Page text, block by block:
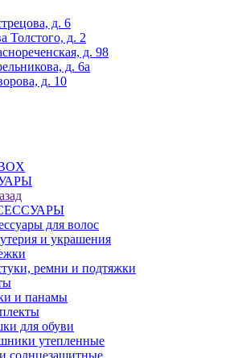
д. 6
Толстого, д. 2
д. 98
д. 6а
д. 10
для волос
и украшения
ремни и подтяжки
и панамы
для обуви
утепленные
солнцезащитные